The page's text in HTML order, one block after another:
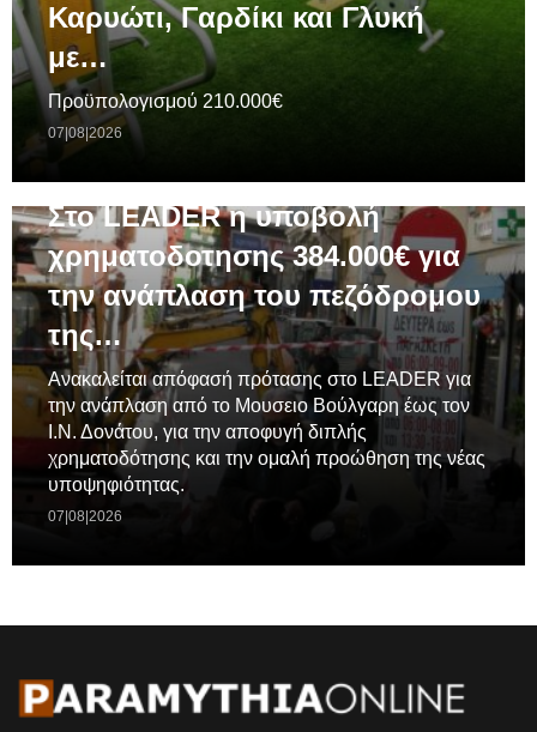
Καρυώτι, Γαρδίκι και Γλυκή
με…
Προϋπολογισμού 210.000€
07|08|2026
Στο LEADER η υποβολή
χρηματοδοτησης 384.000€ για
την ανάπλαση του πεζόδρομου
της…
Ανακαλείται απόφασή πρότασης στο LEADER για
την ανάπλαση από το Μουσειο Βούλγαρη έως τον
Ι.Ν. Δονάτου, για την αποφυγή διπλής
χρηματοδότησης και την ομαλή προώθηση της νέας
υποψηφιότητας.
07|08|2026